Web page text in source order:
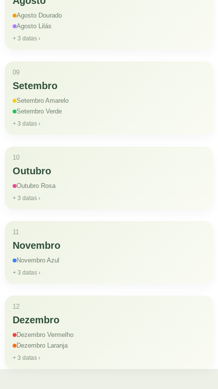
Agosto Dourado
Agosto Lilás
+ 3 datas ›
09
Setembro
Setembro Amarelo
Setembro Verde
+ 3 datas ›
10
Outubro
Outubro Rosa
+ 3 datas ›
11
Novembro
Novembro Azul
+ 3 datas ›
12
Dezembro
Dezembro Vermelho
Dezembro Laranja
+ 3 datas ›